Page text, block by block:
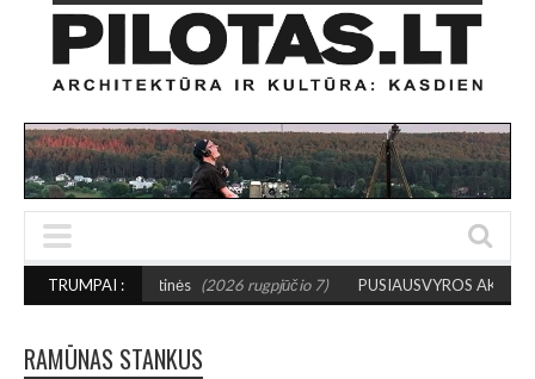
TRUMPAI :
kultūros sostinės (2026 rugpjūčio 7) PUSIAUSVYROS AKTAS
RAMŪNAS STANKUS